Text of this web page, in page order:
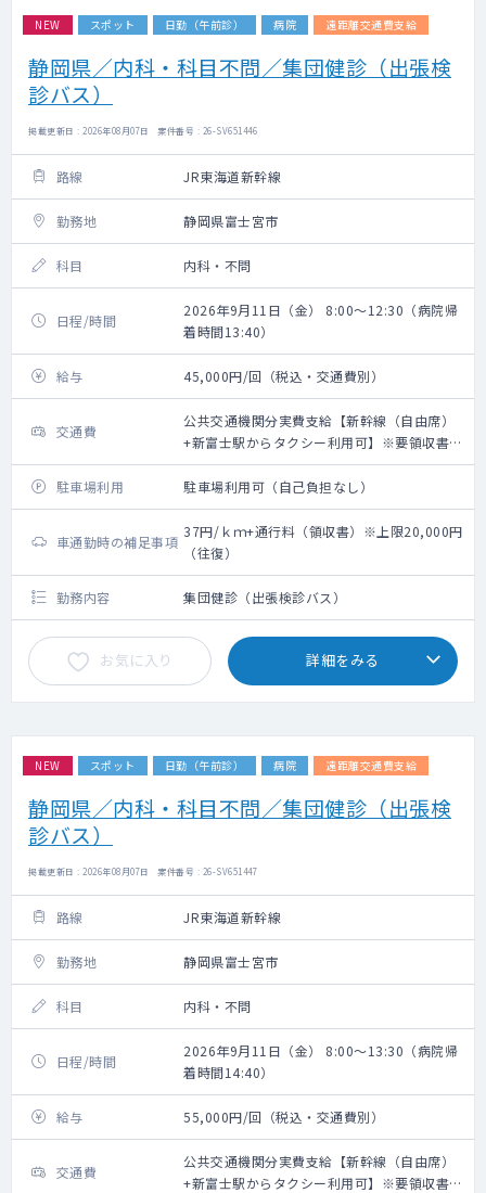
NEW スポット 日勤（午前診） 病院 遠距離交通費支給
静岡県／内科・科目不問／集団健診（出張検
診バス）
掲載更新日 : 2026年08月07日 案件番号 : 26-SV651446
路線 JR東海道新幹線
勤務地 静岡県富士宮市
科目 内科・不問
日程/時間
2026年9月11日（金） 8:00～12:30（病院帰
着時間13:40）
給与 45,000円/回（税込・交通費別）
交通費
公共交通機関分実費支給【新幹線（自由席）
+新富士駅からタクシー利用可】※要領収書・
上限20,000円（往復）
駐車場利用
駐車場利用可（自己負担なし）
車通勤時の補足事項
37円/ｋｍ+通行料（領収書）※上限20,000円
（往復）
勤務内容 集団健診（出張検診バス）
お気に入り 詳細をみる
NEW スポット 日勤（午前診） 病院 遠距離交通費支給
静岡県／内科・科目不問／集団健診（出張検
診バス）
掲載更新日 : 2026年08月07日 案件番号 : 26-SV651447
路線 JR東海道新幹線
勤務地 静岡県富士宮市
科目 内科・不問
日程/時間
2026年9月11日（金） 8:00～13:30（病院帰
着時間14:40）
給与 55,000円/回（税込・交通費別）
交通費
公共交通機関分実費支給【新幹線（自由席）
+新富士駅からタクシー利用可】※要領収書・